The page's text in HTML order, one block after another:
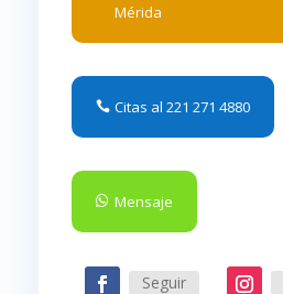
Mérida
Citas al 221 271 4880
Mensaje
Seguir